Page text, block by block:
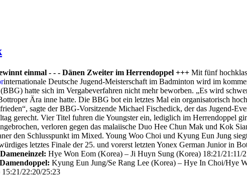
einmal - - - Dänen Zweiter im Herrendoppel +++ Mit fünf
internationale Deutsche Jugend-Meisterschaft im Badminton wird im
hatte sich im Vergabeverfahren nicht mehr beworben. „Es wird
Ära inne hatte. Die BBG bot ein letztes Mal ein organisatorisch
sagte der BBG-Vorsitzende Michael Fischedick, der das Jugend-
gerecht. Vier Titel fuhren die Youngster ein, lediglich im Herrendoppel
verloren gegen das malaiische Duo Hee Chun Mak und Kok
den Schlusspunkt im Mixed. Young Woo Choi und Kyung Eun Jung
letztes Finale der 25. und vorerst letzten Yonex German Junior in
Dameneinzel: Hye Won Eom (Korea) – Ji Huyn Sung (Korea) 18:21/21:11/
Damendoppel: Kyung Eun Jung/Se Rang Lee (Korea) – Hye In Choi/Hye
22:20/25:23